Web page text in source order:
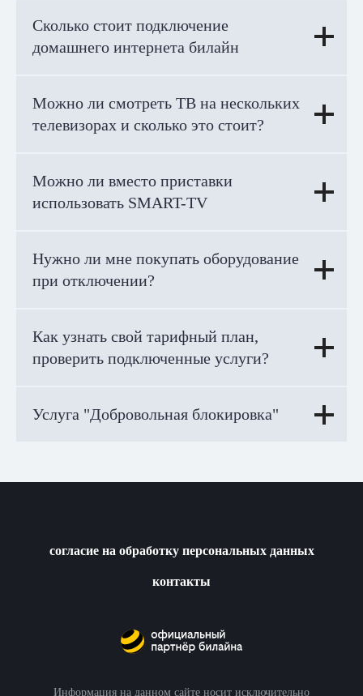
Сколько стоит подключение
домашнего интернета билайн
Можно ли смотреть ТВ на нескольких
телевизорах и сколько это стоит?
Можно ли вместо приставки
использовать SMART-TV
Нужно ли мне покупать оборудование
при отключении?
Как узнать свой тарифный план,
проверить подключенные услуги?
Услуга "Добровольная блокировка"
согласие на обработку персональных данных
контакты
Информация на данном сайте носит исключительно